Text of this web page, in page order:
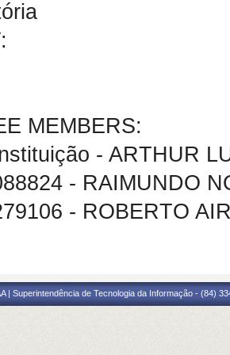
MEMBERS:
- ARTHUR
- RAIMUNDO
- ROBERTO
| Superintendência de Tecnologia da Informação - (84)